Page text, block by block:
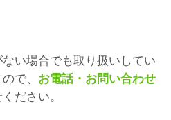
い場合でも取り扱いしてい
で、 お電話・お問い合わせ
ださい。